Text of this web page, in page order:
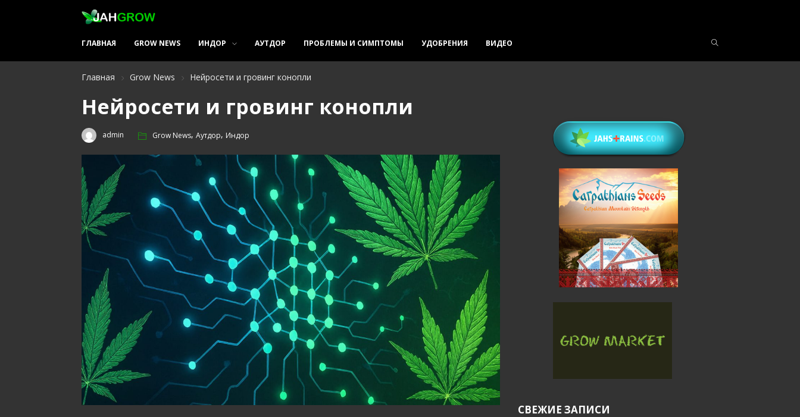
ГЛАВНАЯ GROW NEWS ИНДОР АУТДОР ПРОБЛЕМЫ И СИМПТОМЫ УДОБРЕНИЯ ВИДЕО
Главная Grow News Нейросети и гровинг конопли
Нейросети и гровинг конопли
admin Grow News, Аутдор, Индор
СВЕЖИЕ ЗАПИСИ